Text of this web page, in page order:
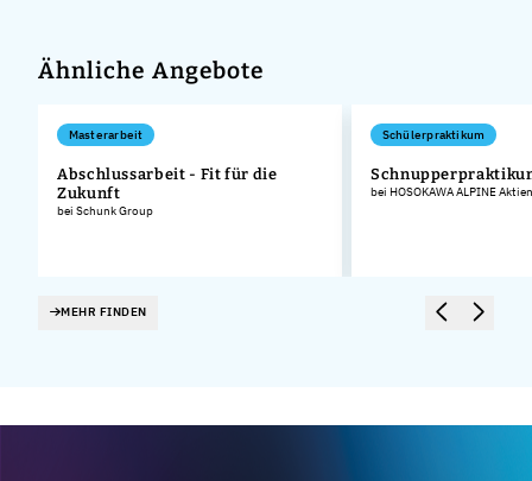
Ähnliche Angebote
Masterarbeit
Abschlussarbeit - Fit für die
Zukunft
bei Schunk Group
Schülerpraktikum
bei HOSOKAWA ALPINE
MEHR FINDEN